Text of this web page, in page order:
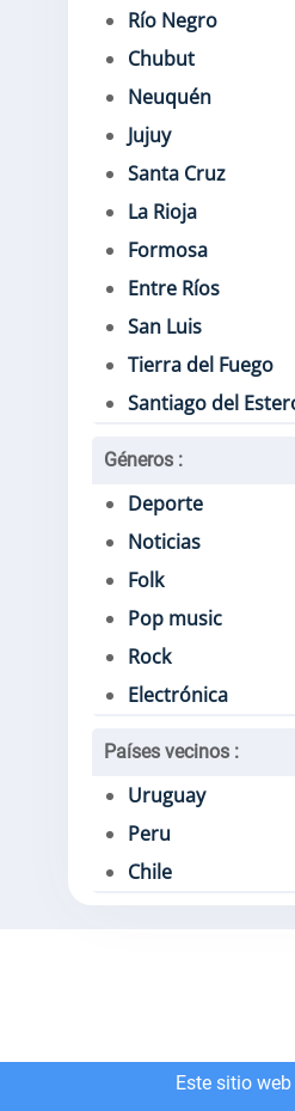
Río Negro
Chubut
Neuquén
Jujuy
Santa Cruz
La Rioja
Formosa
Entre Ríos
San Luis
Tierra del Fuego
Santiago del
Géneros :
Deporte
Noticias
Folk
Pop music
Rock
Electrónica
Países vecinos :
Uruguay
Peru
Chile
Este sitio